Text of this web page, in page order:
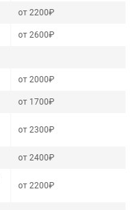
от 2200₽
от 2600₽
от 2000₽
от 1700₽
от 2300₽
от 2400₽
от 2200₽